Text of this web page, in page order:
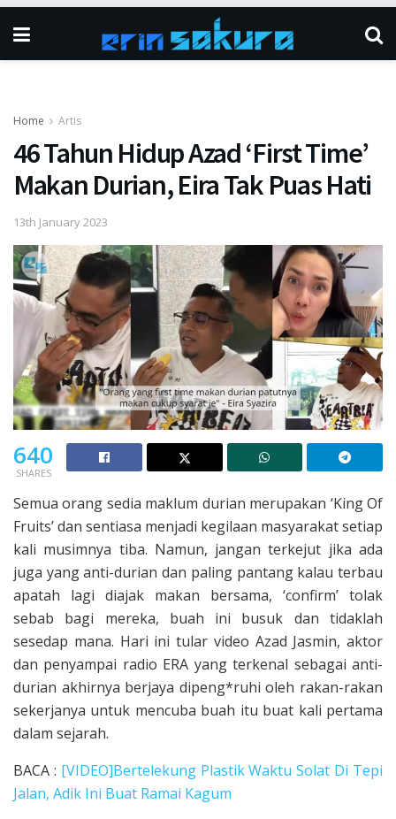
Home Artis
46 Tahun Hidup Azad ‘First Time’
Makan Durian, Eira Tak Puas Hati
13th January 2023
640
SHARES
Semua orang sedia maklum durian merupakan ‘King Of
Fruits’ dan sentiasa menjadi kegilaan masyarakat setiap
kali musimnya tiba. Namun, jangan terkejut jika ada
juga yang anti-durian dan paling pantang kalau terbau
apatah lagi diajak makan bersama, ‘confirm’ tolak
sebab bagi mereka, buah ini busuk dan tidaklah
sesedap mana. Hari ini tular video Azad Jasmin, aktor
dan penyampai radio ERA yang terkenal sebagai anti-
durian akhirnya berjaya dipeng*ruhi oleh rakan-rakan
sekerjanya untuk mencuba buah itu buat kali pertama
dalam sejarah.
BACA : [VIDEO]Bertelekung Plastik Waktu Solat Di Tepi
Jalan, Adik Ini Buat Ramai Kagum